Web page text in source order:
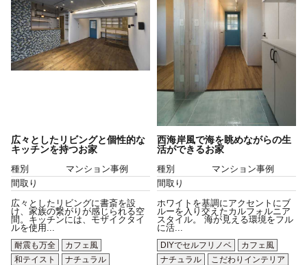
広々としたリビングと個性的な
キッチンを持つお家
種別
マンション事例
間取り
広々としたリビングに書斎を設
け、家族の繋がりが感じられる空
間。キッチンには、モザイクタイ
ルを使用...
耐震も万全
カフェ風
和テイスト
ナチュラル
西海岸風で海を眺めながらの生
活ができるお家
種別
マンション事例
間取り
ホワイトを基調にアクセントにブ
ルーを入り交えたカルフォルニア
スタイル。 海が見える環境をフル
に活...
DIYでセルフリノベ
カフェ風
ナチュラル
こだわりインテリア